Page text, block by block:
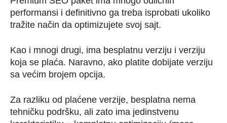
performansi i definitivno ga treba isprobati ukoliko
tražite način da optimizujete svoj sajt.
Kao i mnogi drugi, ima besplatnu verziju i verziju
koja se plaća. Naravno, ako platite dobijate verziju
sa većim brojem opcija.
Za razliku od plaćene verzije, besplatna nema
tehničku podršku, ali zato ima jedinstvenu